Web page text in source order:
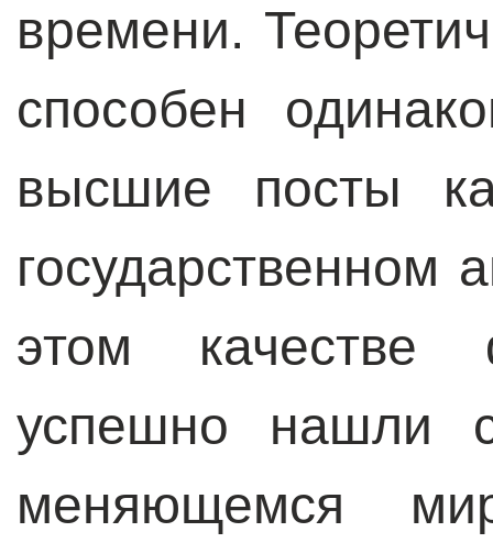
времени.
способен
высшие посты
государственном
этом качестве
успешно нашли
меняющемся